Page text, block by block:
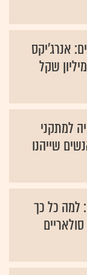
אנרג'יקס
למתקני
שייהנו
למה כל כך